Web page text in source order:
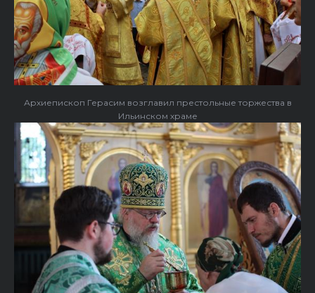
Архиепископ Герасим возглавил престольные торжества в
Ильинском храме